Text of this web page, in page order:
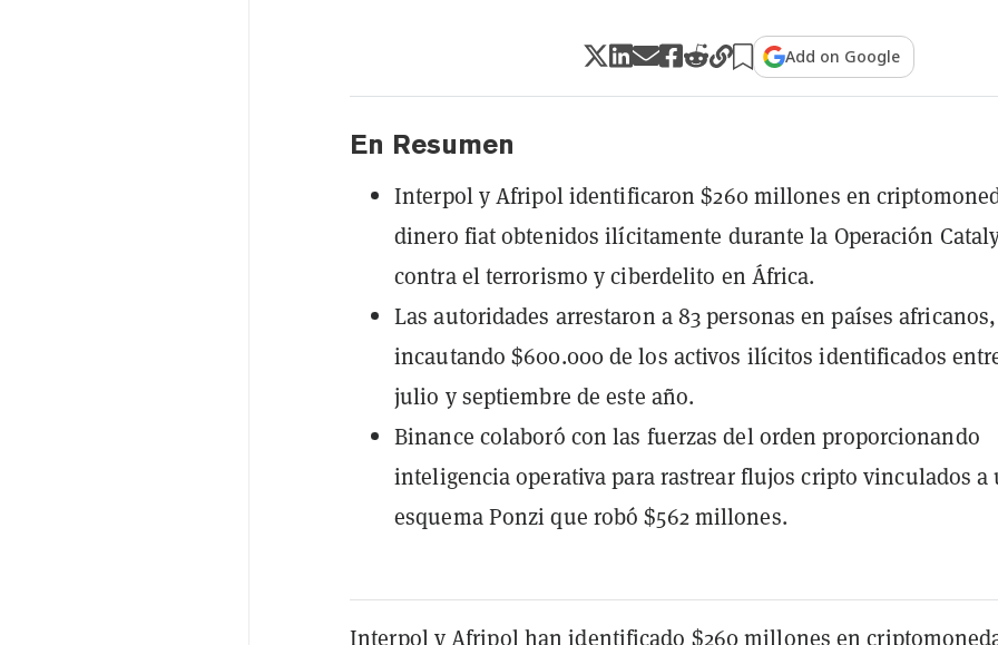
Add on Google
En Resumen
Interpol y Afripol identificaron $260 millones en
dinero fiat obtenidos ilícitamente durante la Operación
contra el terrorismo y ciberdelito en África.
Las autoridades arrestaron a 83 personas en países africanos,
incautando $600.000 de los activos ilícitos identificados
julio y septiembre de este año.
Binance colaboró con las fuerzas del orden proporcionando
inteligencia operativa para rastrear flujos cripto vinculados a
esquema Ponzi que robó $562 millones.
Interpol y Afripol han identificado $260 millones en